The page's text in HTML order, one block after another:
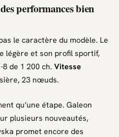
performances bien
le caractère du modèle. Le
légère et son profil sportif,
8de 1 200 ch. Vitesse
23 nœuds.
qu’une étape. Galeon
plusieurs nouveautés,
promet encore des